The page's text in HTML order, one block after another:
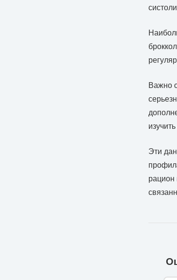
Важно
Эти
рацион